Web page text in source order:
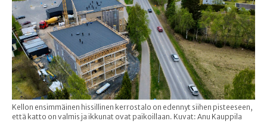
Kellon ensimmäinen hissillinen kerrostalo on edennyt siihen pisteeseen,
että katto on valmis ja ikkunat ovat paikoillaan. Kuvat: Anu Kauppila